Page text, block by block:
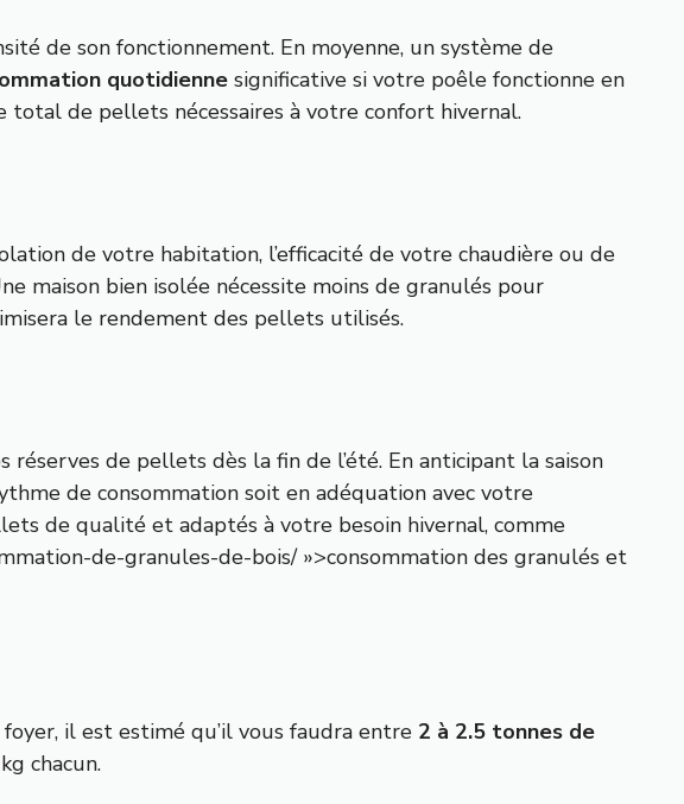
de son fonctionnement. En moyenne, un système de
quotidienne significative si votre poêle fonctionne en
de pellets nécessaires à votre confort hivernal.
de votre habitation, l’efficacité de votre chaudière ou de
maison bien isolée nécessite moins de granulés pour
le rendement des pellets utilisés.
de pellets dès la fin de l’été. En anticipant la saison
de consommation soit en adéquation avec votre
de qualité et adaptés à votre besoin hivernal, comme
de-granules-de-bois/ »>consommation des granulés et
il est estimé qu’il vous faudra entre 2 à 2.5 tonnes de
chacun.